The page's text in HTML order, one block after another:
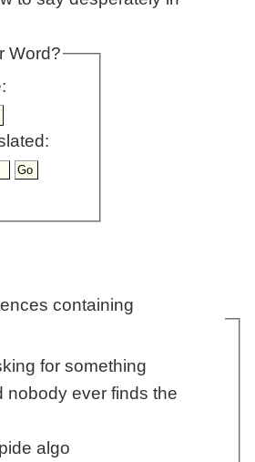
Word?
containing
for something
nobody ever finds the
algo